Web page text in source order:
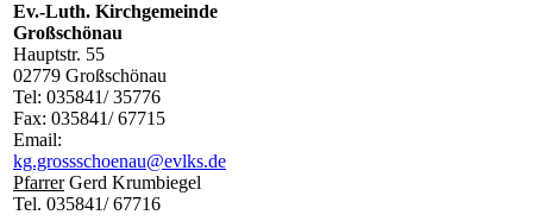
Ev.-Luth. Kirchgemeinde
Großschönau
Hauptstr. 55
02779 Großschönau
Tel: 035841/ 35776
Fax: 035841/ 67715
Email:
kg.grossschoenau@evlks.de
PfarrerGerd Krumbiegel
Tel. 035841/ 67716